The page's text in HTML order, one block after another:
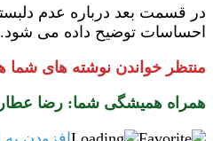
در قسمت بعد درباره عدم
احساسات توضیح داده می شود.
منتظر خواندن نوشته های شما
همراه همیشگی شما: رضا